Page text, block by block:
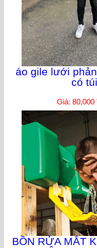
áo gile lưới
có túi
Giá:
BỒN RỬA MẮT